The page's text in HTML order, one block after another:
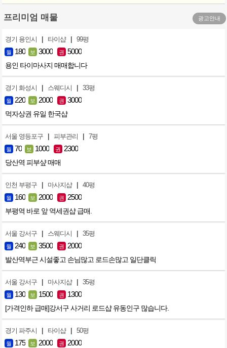
프리미엄 매물 광고안내
경기 용인시 | 타이샵 | 99평
월 180 보 3000 권 5000
용인 타이마사지 매매합니다
경기 화성시 | 스웨디시 | 33평
월 220 보 2000 권 3000
먹자상권 유일 한국샵
서울 영등포구 | 피부관리 | 7평
월 70 보 1000 권 2300
당산역 피부샾 매매
인천 부평구 | 마사지샵 | 40평
월 160 보 2000 권 2500
부평역 바로 앞 역세권샵 급매.
서울 강서구 | 스웨디시 | 35평
월 240 보 3500 권 2000
발산역부근 시설좋고 손님많고 로드손많고 일단클릭
서울 강서구 | 마사지샵 | 35평
월 130 보 1500 권 1300
[가격인하 급매]강서구 사거리 로드샵 유동인구 많습니다.
경기 파주시 | 타이샵 | 50평
월 175 보 2000 권 2000